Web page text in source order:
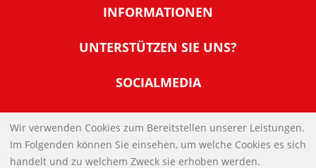
INFORMATIONEN
Warum NachDenkSeiten
Tipps zur Nutzung der NachDenkSeiten
Banner und E-Mail-Signaturen
Links
Kontakt
UNTERSTÜTZEN SIE UNS?
Werden Sie Fördermitglied
Spenden Sie Online
SOCIALMEDIA
IMPRESSUM
DATENSCHUTZERKLÄRUNG
Wir verwenden Cookies zum Bereitstellen unserer Leistungen.
Im Folgenden können Sie einsehen, um welche Cookies es sich
handelt und zu welchem Zweck sie erhoben werden.